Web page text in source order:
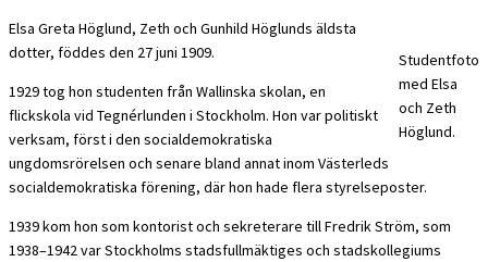
Studentfoto
med Elsa
och Zeth
Höglund.
Elsa Greta Höglund, Zeth och Gunhild Höglunds äldsta
dotter, föddes den 27 juni 1909.
1929 tog hon studenten från Wallinska skolan, en
flickskola vid Tegnérlunden i Stockholm. Hon var politiskt
verksam, först i den socialdemokratiska
ungdomsrörelsen och senare bland annat inom Västerleds
socialdemokratiska förening, där hon hade flera styrelseposter.
1939 kom hon som kontorist och sekreterare till Fredrik Ström, som
1938–1942 var Stockholms stadsfullmäktiges och stadskollegiums